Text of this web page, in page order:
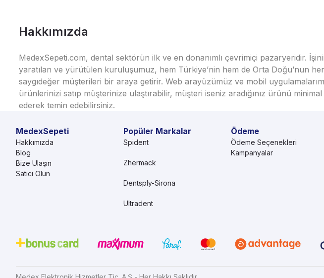
Hakkımızda
MedexSepeti.com, dental sektörün ilk ve en donanımlı çevrimiçi pazaryeridir.
yaratılan ve yürütülen kuruluşumuz, hem Türkiye’nin hem de Orta Doğu’nun her
saygıdeğer müşterileri bir araya getirir. Web arayüzümüz ve mobil
ürünlerinizi satıp müşterinize ulaştırabilir, müşteri iseniz aradığınız ürünü
ederek temin edebilirsiniz.
MedexSepeti
Hakkımızda
Blog
Bize Ulaşın
Satıcı Olun
Ödeme
Ödeme Seçenekleri
Kampanyalar
Popüler Markalar
Spident
Zhermack
Dentsply-Sirona
Ultradent